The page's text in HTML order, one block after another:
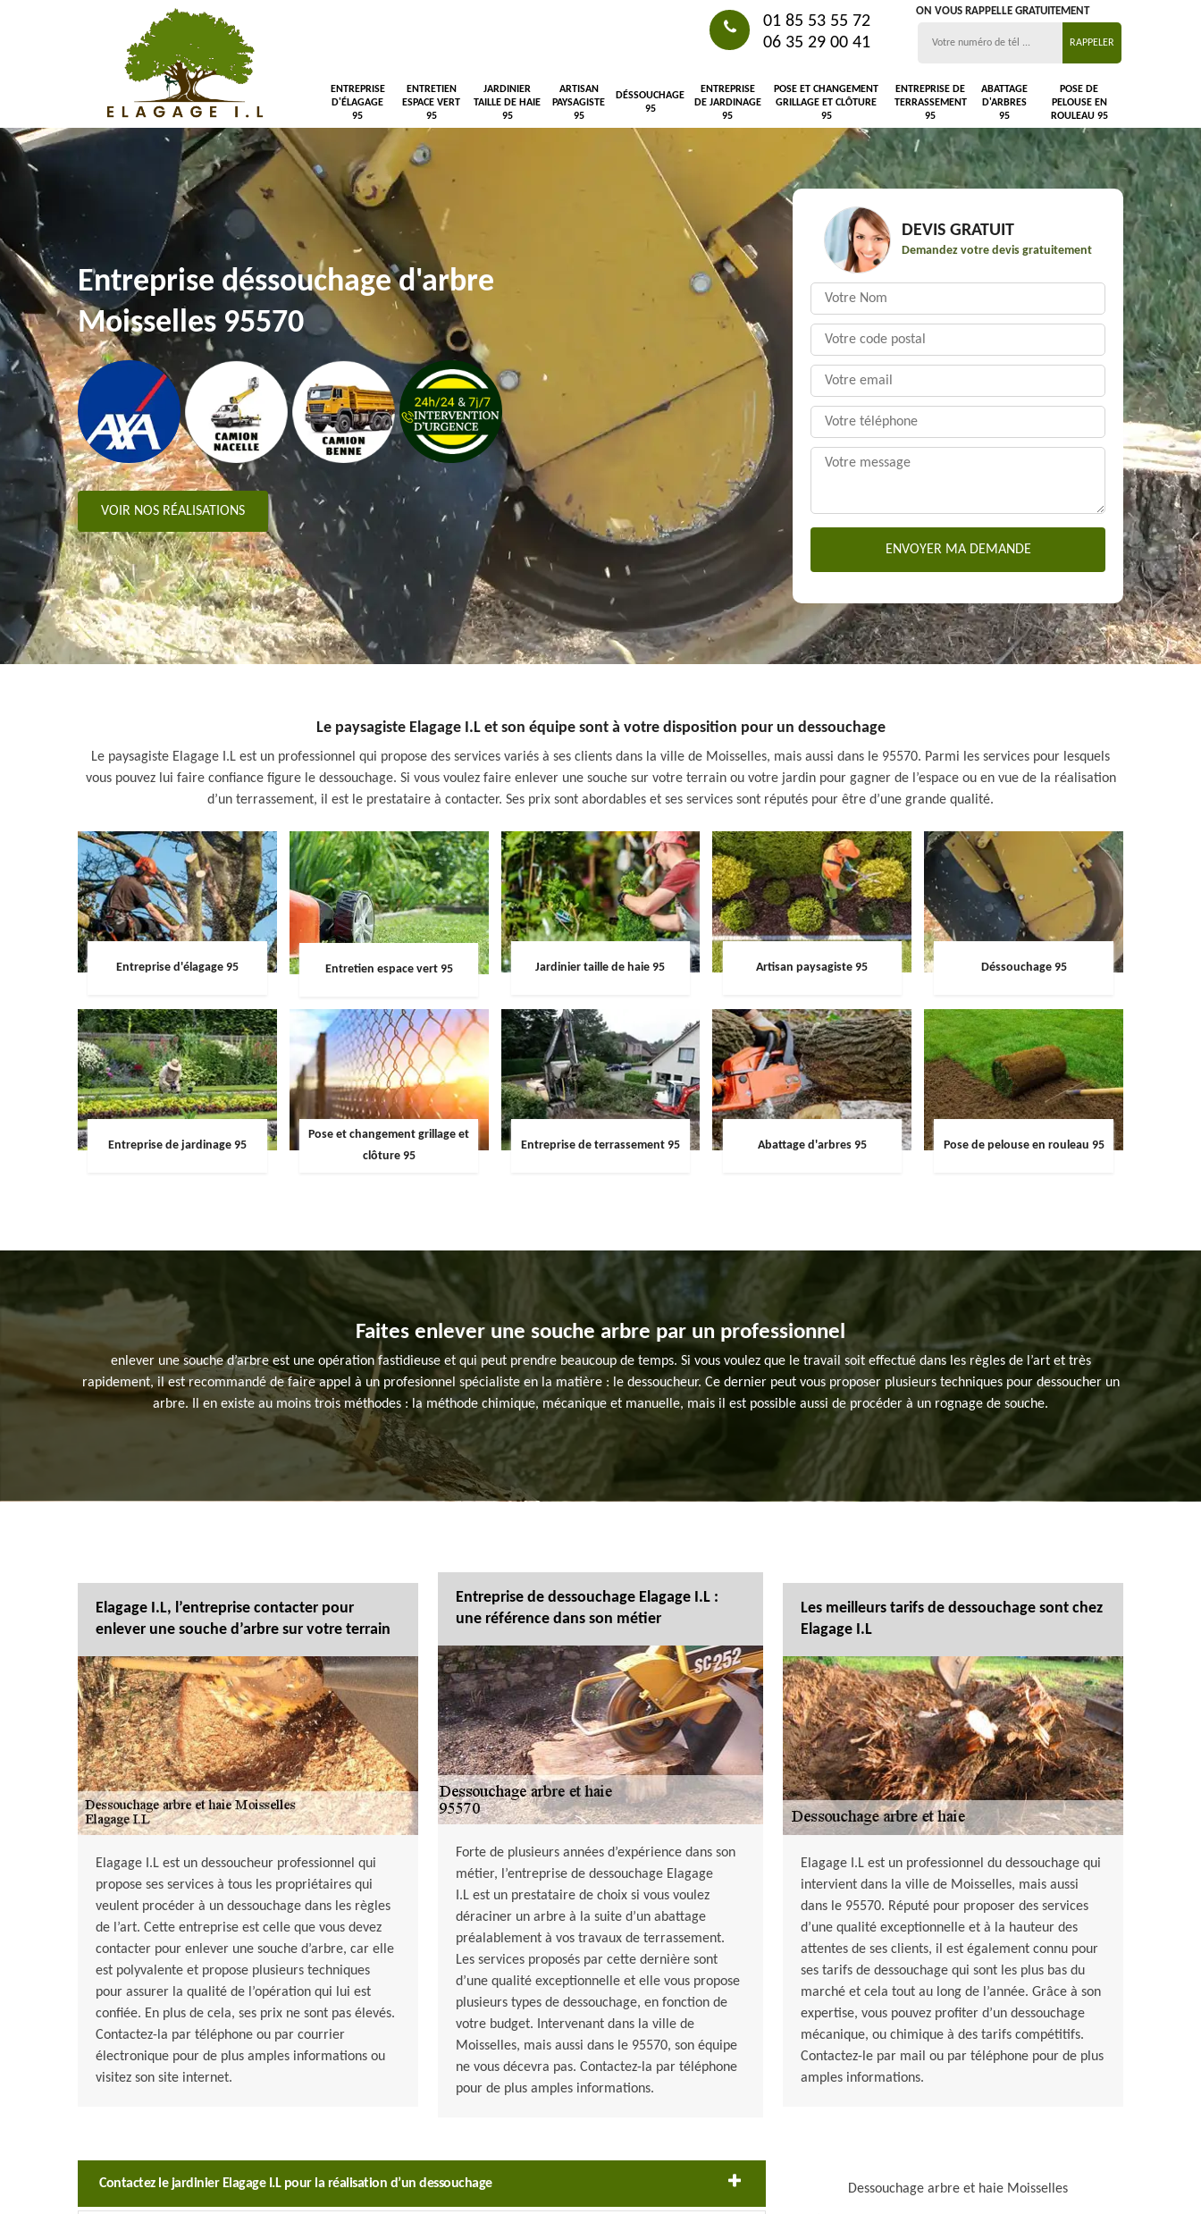
01 85 53 55 72
06 35 29 00 41
ON VOUS RAPPELLE GRATUITEMENT
ENTREPRISE
D'ÉLAGAGE
95
ENTRETIEN
ESPACE VERT
95
JARDINIER
TAILLE DE HAIE
95
ARTISAN
PAYSAGISTE
95
DÉSSOUCHAGE
95
ENTREPRISE
DE JARDINAGE
95
POSE ET CHANGEMENT
GRILLAGE ET CLÔTURE
95
ENTREPRISE DE
TERRASSEMENT
95
ABATTAGE
D'ARBRES
95
POSE DE
PELOUSE EN
ROULEAU 95
Entreprise déssouchage d'arbre
Moisselles 95570
VOIR NOS RÉALISATIONS
DEVIS GRATUIT
Demandez votre devis gratuitement
Le paysagiste Elagage I.L et son équipe sont à votre disposition pour un dessouchage
Le paysagiste Elagage I.L est un professionnel qui propose des services variés à ses clients dans la ville de Moisselles, mais aussi dans le 95570. Parmi les services pour lesquels
vous pouvez lui faire confiance figure le dessouchage. Si vous voulez faire enlever une souche sur votre terrain ou votre jardin pour gagner de l’espace ou en vue de la réalisation
d’un terrassement, il est le prestataire à contacter. Ses prix sont abordables et ses services sont réputés pour être d’une grande qualité.
Entreprise d'élagage 95 Entretien espace vert 95 Jardinier taille de haie 95 Artisan paysagiste 95 Déssouchage 95
Entreprise de jardinage 95
Pose et changement grillage et
clôture 95
Entreprise de terrassement 95 Abattage d'arbres 95 Pose de pelouse en rouleau 95
Faites enlever une souche arbre par un professionnel
enlever une souche d’arbre est une opération fastidieuse et qui peut prendre beaucoup de temps. Si vous voulez que le travail soit effectué dans les règles de l’art et très
rapidement, il est recommandé de faire appel à un profesionnel spécialiste en la matière : le dessoucheur. Ce dernier peut vous proposer plusieurs techniques pour dessoucher un
arbre. Il en existe au moins trois méthodes : la méthode chimique, mécanique et manuelle, mais il est possible aussi de procéder à un rognage de souche.
Elagage I.L, l’entreprise contacter pour
enlever une souche d’arbre sur votre terrain
Elagage I.L est un dessoucheur professionnel qui
propose ses services à tous les propriétaires qui
veulent procéder à un dessouchage dans les règles
de l’art. Cette entreprise est celle que vous devez
contacter pour enlever une souche d’arbre, car elle
est polyvalente et propose plusieurs techniques
pour assurer la qualité de l’opération qui lui est
confiée. En plus de cela, ses prix ne sont pas élevés.
Contactez-la par téléphone ou par courrier
électronique pour de plus amples informations ou
visitez son site internet.
Entreprise de dessouchage Elagage I.L :
une référence dans son métier
Forte de plusieurs années d’expérience dans son
métier, l’entreprise de dessouchage Elagage
I.L est un prestataire de choix si vous voulez
déraciner un arbre à la suite d’un abattage
préalablement à vos travaux de terrassement.
Les services proposés par cette dernière sont
d’une qualité exceptionnelle et elle vous propose
plusieurs types de dessouchage, en fonction de
votre budget. Intervenant dans la ville de
Moisselles, mais aussi dans le 95570, son équipe
ne vous décevra pas. Contactez-la par téléphone
pour de plus amples informations.
Les meilleurs tarifs de dessouchage sont chez
Elagage I.L
Elagage I.L est un professionnel du dessouchage qui
intervient dans la ville de Moisselles, mais aussi
dans le 95570. Réputé pour proposer des services
d’une qualité exceptionnelle et à la hauteur des
attentes de ses clients, il est également connu pour
ses tarifs de dessouchage qui sont les plus bas du
marché et cela tout au long de l’année. Grâce à son
expertise, vous pouvez profiter d’un dessouchage
mécanique, ou chimique à des tarifs compétitifs.
Contactez-le par mail ou par téléphone pour de plus
amples informations.
Contactez le jardinier Elagage I.L pour la réalisation d’un dessouchage Dessouchage arbre et haie Moisselles